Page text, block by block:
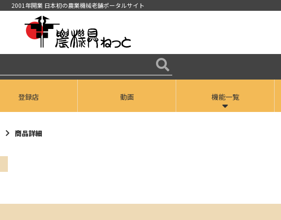
2001年開業 日本初の農業機械老舗ポータルサイト
登録店 動画 機能一覧
商品詳細